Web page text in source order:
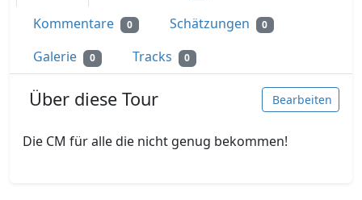
Kommentare 0 Schätzungen 0
Galerie 0 Tracks 0
Über diese Tour Bearbeiten
Die CM für alle die nicht genug bekommen!